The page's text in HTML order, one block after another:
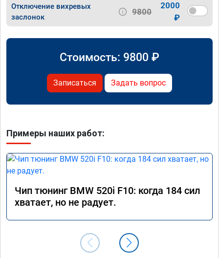
Отключение вихревых
заслонок
9800
2000
₽
Стоимость: 9800 ₽
Записаться Задать вопрос
Примеры наших работ:
Чип тюнинг BMW 520i F10: когда 184 сил
хватает, но не радует.